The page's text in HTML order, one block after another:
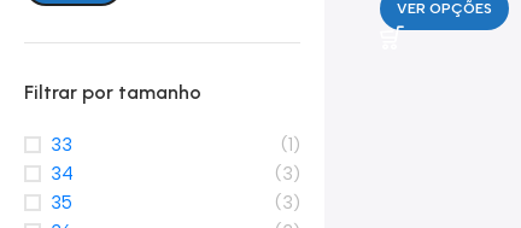
Filtrar por tamanho
33
(1)
34
(3)
35
(3)
VER OPÇÕES